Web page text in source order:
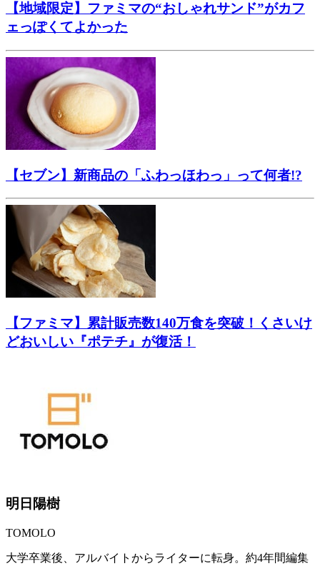
【地域限定】ファミマの“おしゃれサンド”がカフ
ェっぽくてよかった
【セブン】新商品の「ふわっほわっ」って何者!?
【ファミマ】累計販売数140万食を突破！くさいけ
どおいしい『ポテチ』が復活！
明日陽樹
TOMOLO
大学卒業後、アルバイトからライターに転身。約4年間編集